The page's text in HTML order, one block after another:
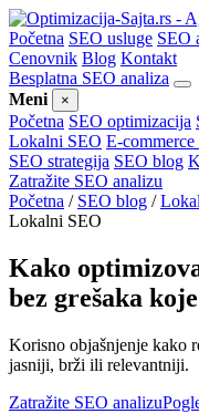
Početna SEO usluge SEO
Cenovnik Blog Kontakt
Besplatna SEO analiza
Meni
×
Početna SEO optimizacija
Lokalni SEO E-commerce
SEO strategija SEO blog
Zatražite SEO analizu
Početna / SEO blog /
Lokalni SEO
Kako
bez grešaka
Korisno objašnjenje kako
jasniji, brži ili relevantniji.
Zatražite SEO analizu